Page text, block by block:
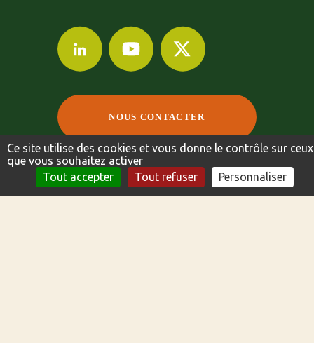
NOUS CONTACTER FICHE TECHNIQUE
NOUS CONTACTER
Ce site utilise des cookies et vous donne le contrôle sur ceux
que vous souhaitez activer
Tout accepter
Tout refuser Personnaliser